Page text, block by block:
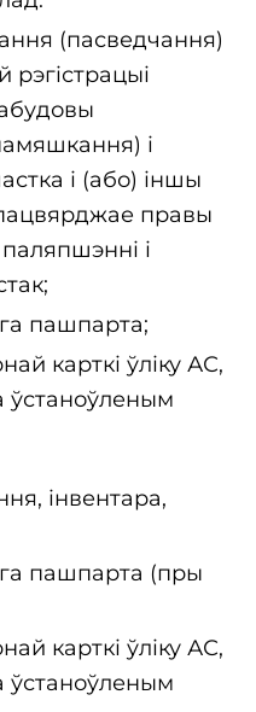
(пасведчання)
і
і (або) іншы
правы
і
пашпарта;
карткі ўліку АС,
ўстаноўленым
інвентара,
пашпарта (пры
карткі ўліку АС,
ўстаноўленым